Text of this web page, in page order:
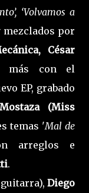
‘Volvamos a
mezclados por
César
más con el
EP, grabado
(Miss
temas 'Mal de
arreglos e
.
Diego